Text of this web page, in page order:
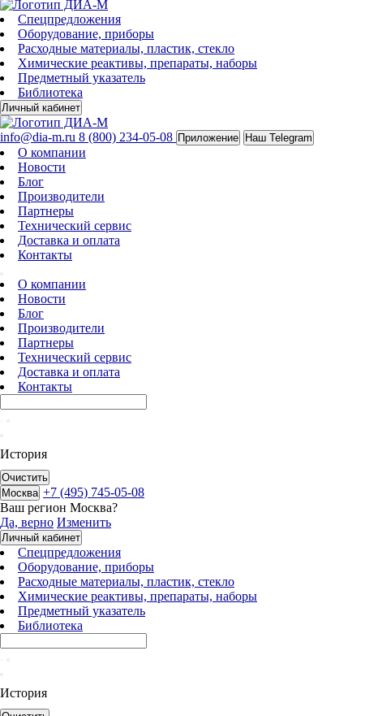
Спецпредложения
Оборудование, приборы
Расходные материалы, пластик, стекло
Химические реактивы, препараты, наборы
Предметный указатель
Библиотека
Личный кабинет
info@dia-m.ru 8 (800) 234-05-08 Приложение Наш Telegram
О компании
Новости
Блог
Производители
Партнеры
Технический сервис
Доставка и оплата
Контакты
О компании
Новости
Блог
Производители
Партнеры
Технический сервис
Доставка и оплата
Контакты
История
Очистить
Москва +7 (495) 745-05-08
Ваш регион Москва?
Да, верно Изменить
Личный кабинет
Спецпредложения
Оборудование, приборы
Расходные материалы, пластик, стекло
Химические реактивы, препараты, наборы
Предметный указатель
Библиотека
История